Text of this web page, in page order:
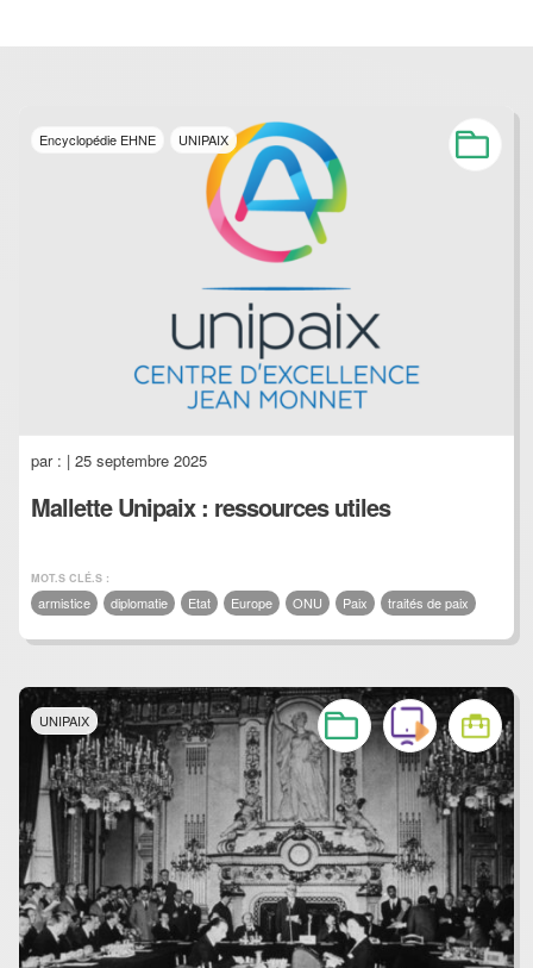
Encyclopédie EHNE UNIPAIX
par : | 25 septembre 2025
Mallette Unipaix : ressources utiles
MOT.S CLÉ.S :
armistice diplomatie Etat Europe ONU Paix traités de paix
UNIPAIX